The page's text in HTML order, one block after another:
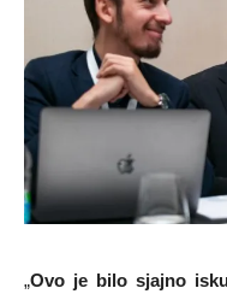
„Ovo je bilo sjajno